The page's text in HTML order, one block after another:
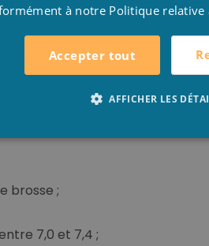
ressent glissant !
brosse ;
7,0 et 7,4 ;
à notre Politique relative
Accepter tout
AFFICHER LES